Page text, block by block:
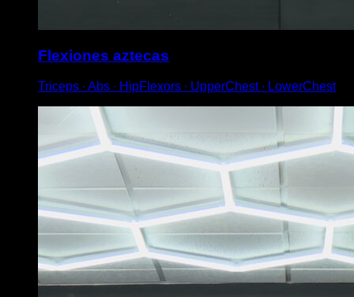
Flexiones aztecas
Triceps ∙ Abs ∙ HipFlexors ∙ UpperChest ∙ LowerChest